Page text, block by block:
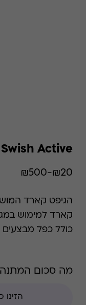
Swish Active
₪20-₪500
קארד למימוש
כולל כפל מבצעים
הכרטיס כולל כפל
של בית העסק.
מה סכום